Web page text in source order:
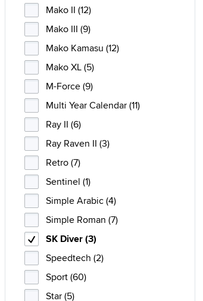
Mako II (12)
Mako III (9)
Mako Kamasu (12)
Mako XL (5)
M-Force (9)
Multi Year Calendar (11)
Ray II (6)
Ray Raven II (3)
Retro (7)
Sentinel (1)
Simple Arabic (4)
Simple Roman (7)
SK Diver (3)
Speedtech (2)
Sport (60)
Star (5)